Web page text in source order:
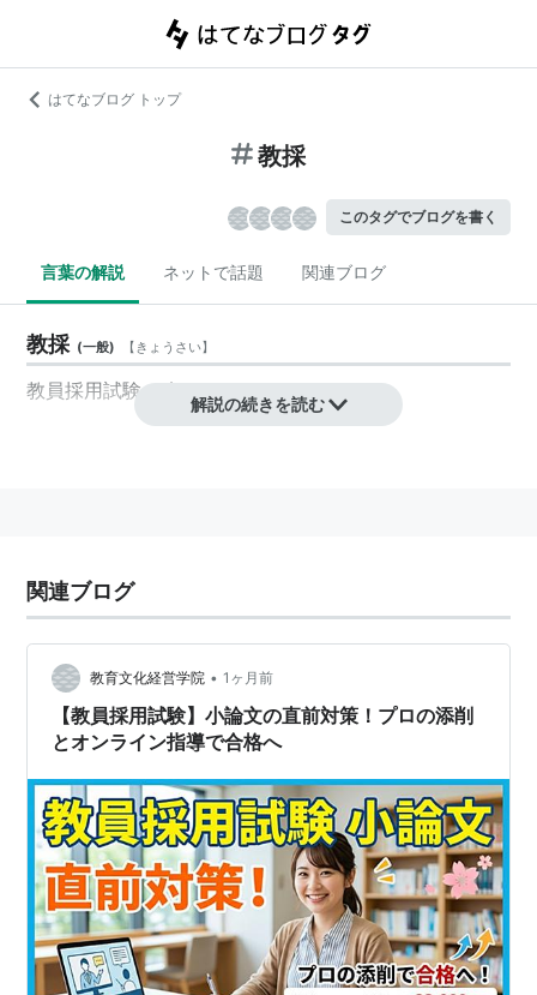
はてなブログ トップ
教採
このタグでブログを書く
言葉の解説 ネットで話題 関連ブログ
教採 (一般) 【きょうさい】
教員採用試験の略。
解説の続きを読む
関連ブログ
教育文化経営学院 • 1ヶ月前
【教員採用試験】小論文の直前対策！プロの添削
とオンライン指導で合格へ